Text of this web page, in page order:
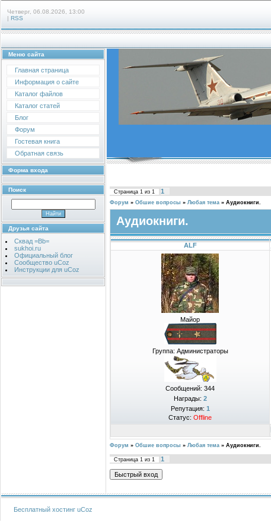
Четверг, 06.08.2026, 13:00
| RSS
Меню сайта
Главная страница
Информация о сайте
Каталог файлов
Каталог статей
Блог
Форум
Гостевая книга
Обратная связь
Форма входа
Поиск
Друзья сайта
Сквад =Bb=
sukhoi.ru
Официальный блог
Сообщество uCoz
Инструкции для uCoz
Страница 1 из 1 1
Форум » Обшие вопросы » Любая тема » Аудиокниги.
Аудиокниги.
ALF
Майор
Группа: Администраторы
Сообщений: 344
Награды: 2
Репутация: 1
Статус: Offline
Форум » Обшие вопросы » Любая тема » Аудиокниги.
Страница 1 из 1
1
Бесплатный хостинг uCoz